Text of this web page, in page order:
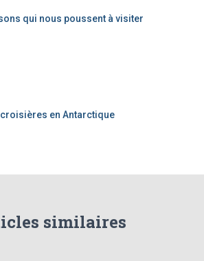
qui nous poussent à visiter
en Antarctique
similaires